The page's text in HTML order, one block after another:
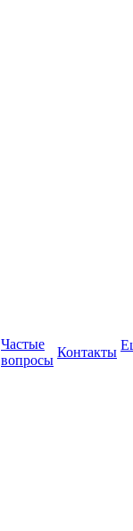
Частые
вопросы
Контакты